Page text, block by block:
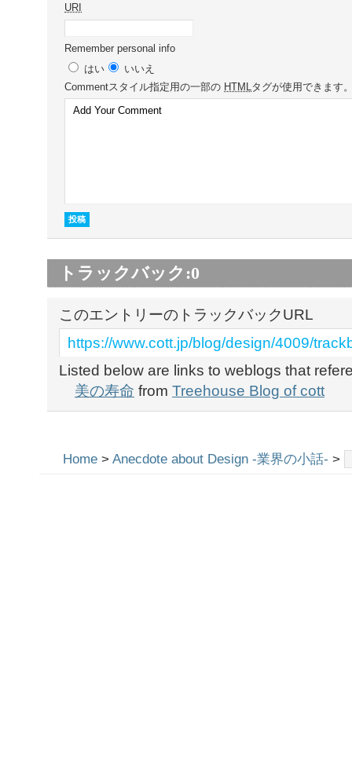
URI
Remember personal info
はい
いいえ
Commentスタイル指定用の一部の HTML タグが使用できます
トラックバック:0
このエントリーのトラックバックURL
https://www.cott.jp/blog/design/4009/
Listed below are links to weblogs that
美の寿命 from Treehouse Blog of cott
Home > Anecdote about Design -業界の小話- >